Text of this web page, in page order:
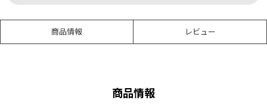
商品情報 レビュー
商品情報